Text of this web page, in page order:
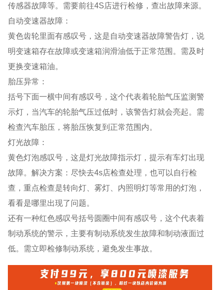
传感器故障等。需要前往4S店进行检修，查出故障来源。
自动变速器故障：
黄色齿轮里面有感叹号，这是自动变速器故障警告灯，说
明变速箱存在故障或变速箱润滑油低于正常范围。需及时
更换变速箱油。
胎压异常：
括号下面一横中间有感叹号，这个代表着轮胎气压监测警
示灯，当汽车的轮胎气压过低时，该警告灯就会亮起。需
检查汽车胎压，将胎压恢复到正常范围内。
灯光故障：
黄色灯泡感叹号，这是灯光故障指示灯，提示有车灯出现
故障。解决方案：尽快去4s店检查处理，也可以自行检
查，重点检查是转向灯、雾灯、内照明灯等常用的灯泡，
看看是哪里出现了问题。
还有一种红色感叹号括号圆圈中间有感叹号，这个代表着
制动系统的警示，主要有制动系统发生故障和制动液面过
低。需立即检修制动系统，避免发生事故。